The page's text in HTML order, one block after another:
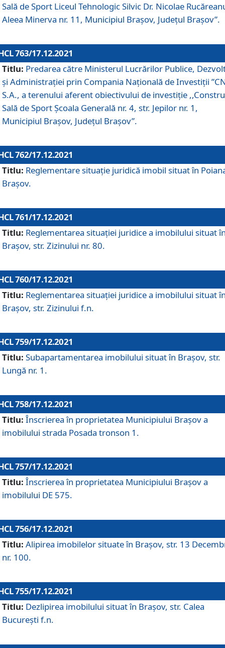
Sală de Sport Liceul Tehnologic Silvic Dr. Nicolae
Aleea Minerva nr. 11, Municipiul Brașov, Județul Brașov”.
763/17.12.2021
Titlu: Predarea către Ministerul Lucrărilor Publice,
și Administrației prin Compania Naţională de Investiţii
S.A., a terenului aferent obiectivului de investiție
Sală de Sport Școala Generală nr. 4, str. Jepilor nr. 1,
Municipiul Brașov, Județul Brașov”.
762/17.12.2021
Titlu: Reglementare situație juridică imobil situat în
Brașov.
761/17.12.2021
Titlu: Reglementarea situației juridice a imobilului situat
Brașov, str. Zizinului nr. 80.
760/17.12.2021
Titlu: Reglementarea situației juridice a imobilului situat
Brașov, str. Zizinului f.n.
759/17.12.2021
Titlu: Subapartamentarea imobilului situat în Brașov, str.
Lungă nr. 1.
758/17.12.2021
Titlu: Înscrierea în proprietatea Municipiului Brașov a
imobilului strada Posada tronson 1.
757/17.12.2021
Titlu: Înscrierea în proprietatea Municipiului Brașov a
imobilului DE 575.
756/17.12.2021
Titlu: Alipirea imobilelor situate în Brașov, str. 13
nr. 100.
755/17.12.2021
Titlu: Dezlipirea imobilului situat în Brașov, str. Calea
București f.n.